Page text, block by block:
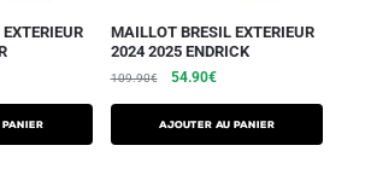
MAILLOT BRESIL EXTERIEUR
2024 2025 ENDRICK
109.90€ 54.90€
AJOUTER AU PANIER